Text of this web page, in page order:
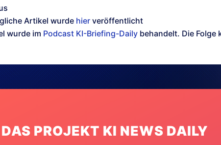
Artikel wurde hier veröffentlicht
wurde im Podcast KI-Briefing-Daily behandelt. Die Folge
PROJEKT KI NEWS DAILY